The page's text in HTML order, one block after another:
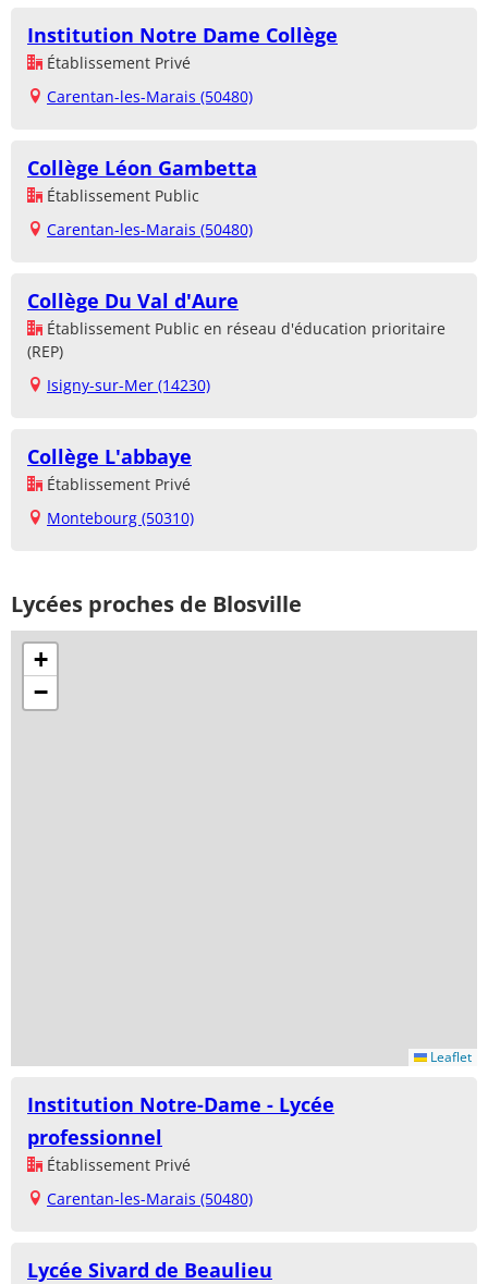
Institution Notre Dame Collège
Établissement Privé
Carentan-les-Marais (50480)
Collège Léon Gambetta
Établissement Public
Carentan-les-Marais (50480)
Collège Du Val d'Aure
Établissement Public en réseau d'éducation prioritaire
(REP)
Isigny-sur-Mer (14230)
Collège L'abbaye
Établissement Privé
Montebourg (50310)
Lycées proches de Blosville
+
−
Leaflet
Institution Notre-Dame - Lycée
professionnel
Établissement Privé
Carentan-les-Marais (50480)
Lycée Sivard de Beaulieu